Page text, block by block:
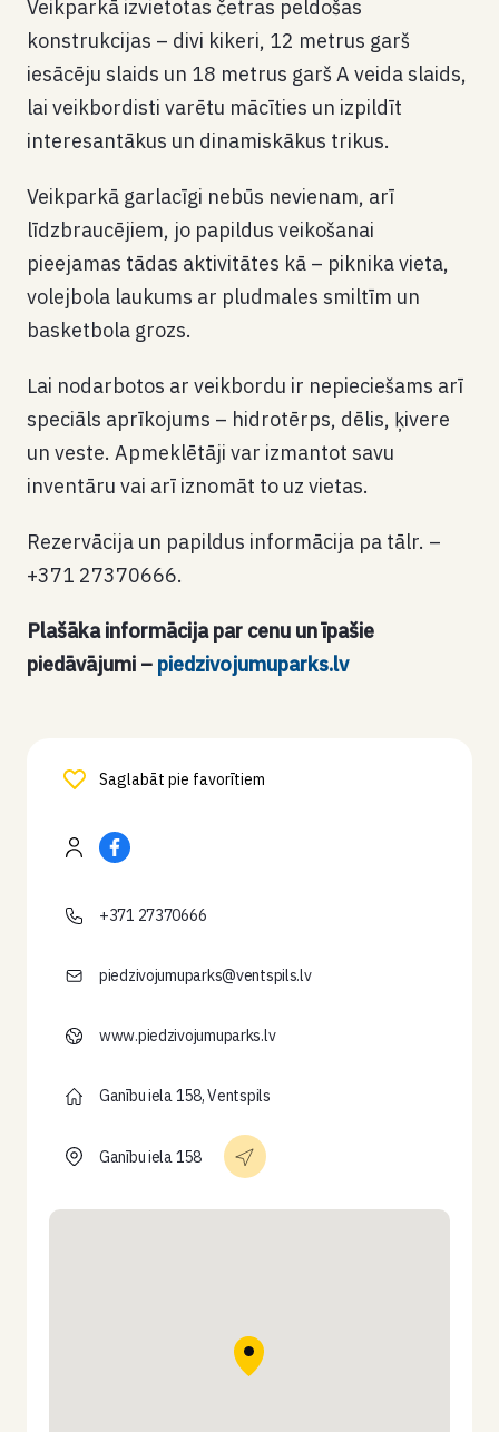
Veikparkā izvietotas četras peldošas
konstrukcijas – divi kikeri, 12 metrus garš
iesācēju slaids un 18 metrus garš A veida slaids,
lai veikbordisti varētu mācīties un izpildīt
interesantākus un dinamiskākus trikus.
Veikparkā garlacīgi nebūs nevienam, arī
līdzbraucējiem, jo papildus veikošanai
pieejamas tādas aktivitātes kā – piknika vieta,
volejbola laukums ar pludmales smiltīm un
basketbola grozs.
Lai nodarbotos ar veikbordu ir nepieciešams arī
speciāls aprīkojums – hidrotērps, dēlis, ķivere
un veste. Apmeklētāji var izmantot savu
inventāru vai arī iznomāt to uz vietas.
Rezervācija un papildus informācija pa tālr. –
+371 27370666.
Plašāka informācija par cenu un īpašie
piedāvājumi – piedzivojumuparks.lv
Saglabāt pie favorītiem
+371 27370666
piedzivojumuparks@ventspils.lv
www.piedzivojumuparks.lv
Ganību iela 158, Ventspils
Ganību iela 158